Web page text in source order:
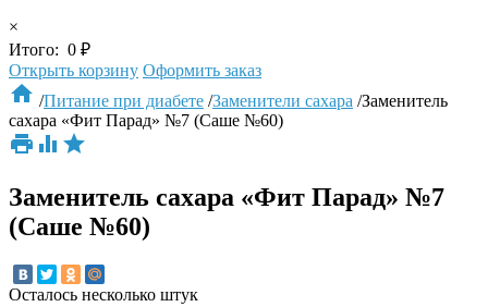
×
Итого: 0 ₽
Открыть корзину Оформить заказ
 /Питание при диабете /Заменители сахара /Заменитель
сахара «Фит Парад» №7 (Саше №60)
  
Заменитель сахара «Фит Парад» №7
(Саше №60)
Осталось несколько штук